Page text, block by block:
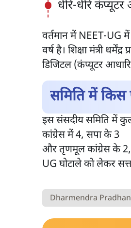
धीरे-धीरे कंप्यूटर
वर्तमान में NEET-UG
वर्ष है। शिक्षा मंत्री
डिजिटल (कंप्यूटर
समिति में किस
इस संसदीय समिति में
कांग्रेस में 4, सपा के 3
और तृणमूल कांग्रेस के 2,
UG घोटाले को लेकर
Dharmendra Pradhan